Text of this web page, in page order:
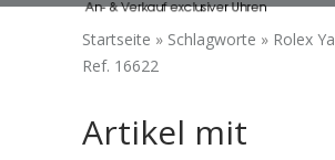
Startseite » Schlagworte » Rolex
Ref. 16622
Artikel mit